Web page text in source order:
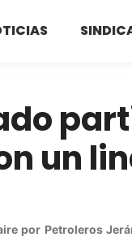
un
por Petroleros